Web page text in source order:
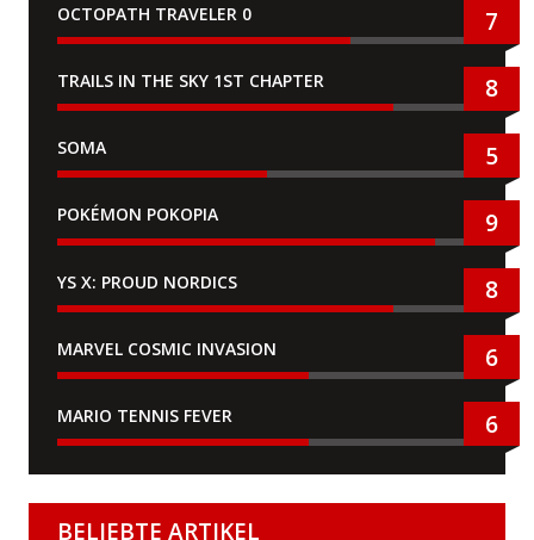
OCTOPATH TRAVELER 0 7
TRAILS IN THE SKY 1ST CHAPTER 8
SOMA 5
POKÉMON POKOPIA 9
YS X: PROUD NORDICS 8
MARVEL COSMIC INVASION 6
MARIO TENNIS FEVER 6
BELIEBTE ARTIKEL